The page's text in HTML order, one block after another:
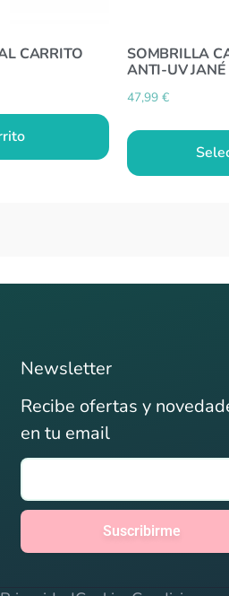
CARRITO
SOMBRILLA
ANTI-UV JANÉ
47,99 €
Newsletter
Recibe ofertas y
en tu email
Suscribirme